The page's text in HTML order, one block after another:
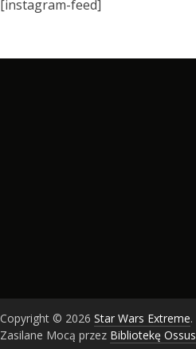
[instagram-feed]
Copyright © 2026 Star Wars Extreme.
Zasilane Mocą przez Bibliotekę Ossus